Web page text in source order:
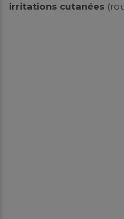
irritations cutanées